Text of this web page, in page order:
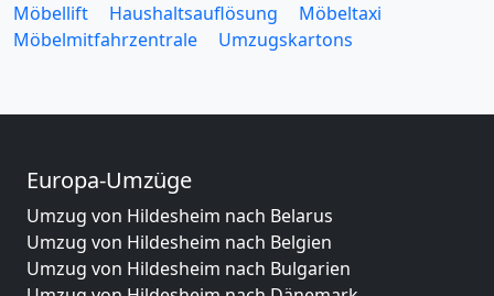
Möbellift
Haushaltsauflösung
Möbeltaxi
Möbelmitfahrzentrale
Umzugskartons
Europa-Umzüge
Umzug von Hildesheim nach Belarus
Umzug von Hildesheim nach Belgien
Umzug von Hildesheim nach Bulgarien